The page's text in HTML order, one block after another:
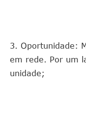
3. Oportunidade:
em rede. Por um
unidade;